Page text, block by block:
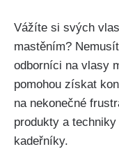
Vážíte si svých
mastěním?
odborníci na vlasy
⁤pomohou získat
⁣na⁢ nekonečné
produkty‍ a
kadeřníky.